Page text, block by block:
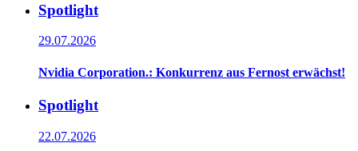
Spotlight
29.07.2026
Nvidia Corporation.: Konkurrenz aus Fernost erwächst!
Spotlight
22.07.2026